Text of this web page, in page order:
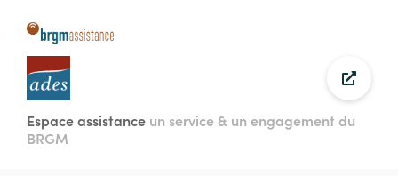
principal
Espace assistance un service & un engagement du
BRGM